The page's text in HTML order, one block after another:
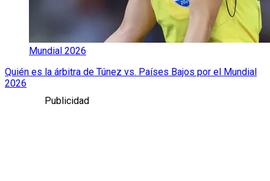
Mundial 2026
Quién es la árbitra de Túnez vs. Países Bajos por el Mundial
2026
Publicidad